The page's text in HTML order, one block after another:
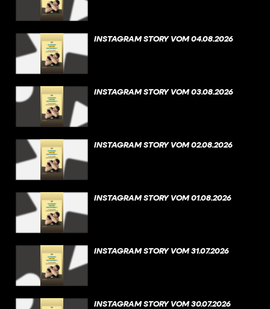
INSTAGRAM STORY VOM 04.08.2026
INSTAGRAM STORY VOM 03.08.2026
INSTAGRAM STORY VOM 02.08.2026
INSTAGRAM STORY VOM 01.08.2026
INSTAGRAM STORY VOM 31.07.2026
INSTAGRAM STORY VOM 30.07.2026